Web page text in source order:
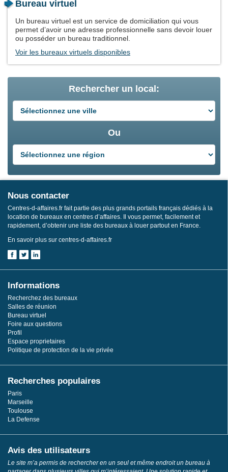
Bureau virtuel
Un bureau virtuel est un service de domiciliation qui vous
permet d’avoir une adresse professionnelle sans devoir louer
ou posséder un bureau traditionnel.
Voir les bureaux virtuels disponibles
Rechercher un local:
Ou
Nous contacter
Centres-d-affaires.fr fait partie des plus grands portails français dédiés à la
location de bureaux en centres d’affaires. Il vous permet, facilement et
rapidement, d’obtenir une liste des bureaux à louer partout en France.
En savoir plus sur centres-d-affaires.fr
Informations
Recherchez des bureaux
Salles de réunion
Bureau virtuel
Foire aux questions
Profil
Espace proprietaires
Politique de protection de la vie privée
Recherches populaires
Paris
Marseille
Toulouse
La Defense
Avis des utilisateurs
Le site m’a permis de rechercher en un seul et même endroit un bureau à